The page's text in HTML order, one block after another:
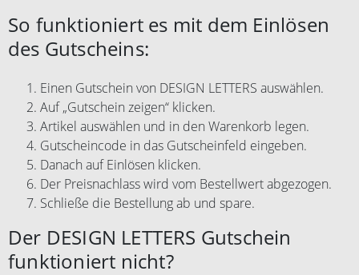
So funktioniert es mit dem Einlösen
des Gutscheins:
Einen Gutschein von DESIGN LETTERS auswählen.
Auf „Gutschein zeigen“ klicken.
Artikel auswählen und in den Warenkorb legen.
Gutscheincode in das Gutscheinfeld eingeben.
Danach auf Einlösen klicken.
Der Preisnachlass wird vom Bestellwert abgezogen.
Schließe die Bestellung ab und spare.
Der DESIGN LETTERS Gutschein
funktioniert nicht?